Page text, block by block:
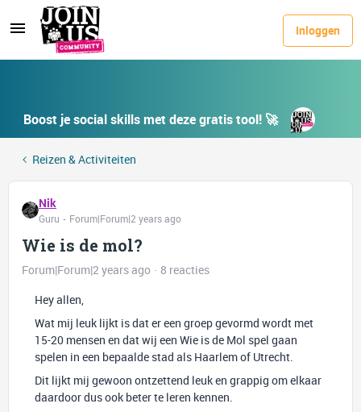
Inloggen
Boost je social skills met deze gratis tool! 🚀
Reizen & Activiteiten
Nik
Guru Forum|Forum|2 years ago
Wie is de mol?
Forum|Forum|2 years ago
8 reacties
Hey allen,
Wat mij leuk lijkt is dat er een groep gevormd wordt met
15-20 mensen en dat wij een Wie is de Mol spel gaan
spelen in een bepaalde stad als Haarlem of Utrecht.
Dit lijkt mij gewoon ontzettend leuk en grappig om elkaar
daardoor dus ook beter te leren kennen.